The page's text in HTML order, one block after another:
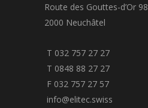
Route des Gouttes-d’Or 98
2000 Neuchâtel
T 032 757 27 27
T 0848 88 27 27
F 032 757 27 57
info@elitec.swiss